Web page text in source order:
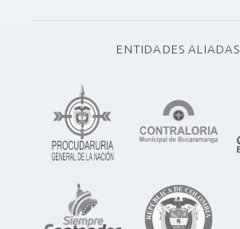
ENTIDADES ALIADAS